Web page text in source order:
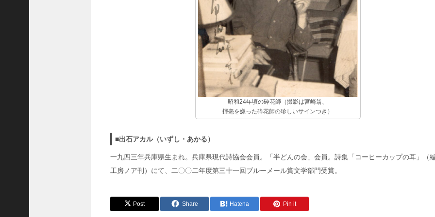
昭和24年頃の砕花師（撮影は宮崎翁、
揮毫を嫌った砕花師の珍しいサインつき）
■出石アカル（いずし・あかる）
一九四三年兵庫県生まれ。兵庫県現代詩協会会員。「半どんの会」会員。詩集「コーヒーカップの耳」（
工房ノア刊）にて、二〇〇二年度第三十一回ブルーメール賞文学部門受賞。
Post Share Hatena Pin it